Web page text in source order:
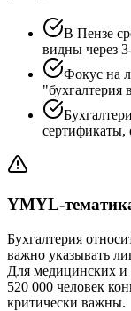
В Пензе
видны через
Фокус на
"бухгалтерия
сертификаты,
YMYL-
Бухгалтерия
важно указывать
Для медицинских и
520 000 человек
критически важны.